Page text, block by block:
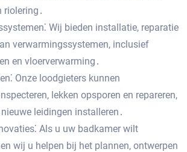
riolering․
Wij bieden installatie, reparatie
verwarmingssystemen, inclusief
en vloerverwarming․
Onze loodgieters kunnen
lekken opsporen en repareren,
leidingen installeren․
Als u uw badkamer wilt
wij u helpen bij het plannen, ontwerpen